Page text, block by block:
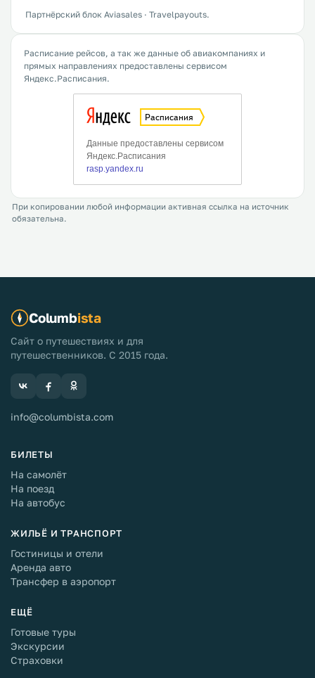
Партнёрский блок Aviasales · Travelpayouts.
Расписание рейсов, а так же данные об авиакомпаниях и
прямых направлениях предоставлены сервисом
Яндекс.Расписания.
При копировании любой информации активная ссылка на источник
обязательна.
Columbista
Сайт о путешествиях и для
путешественников. С 2015 года.
info@columbista.com
БИЛЕТЫ
На самолёт
На поезд
На автобус
ЖИЛЬЁ И ТРАНСПОРТ
Гостиницы и отели
Аренда авто
Трансфер в аэропорт
ЕЩЁ
Готовые туры
Экскурсии
Страховки